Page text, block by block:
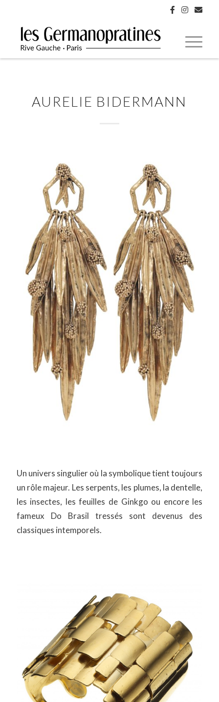
AURELIE BIDERMANN
Un univers singulier où la symbolique tient toujours
un rôle majeur. Les serpents, les plumes, la dentelle,
les insectes, les feuilles de Ginkgo ou encore les
fameux Do Brasil tressés sont devenus des
classiques intemporels.